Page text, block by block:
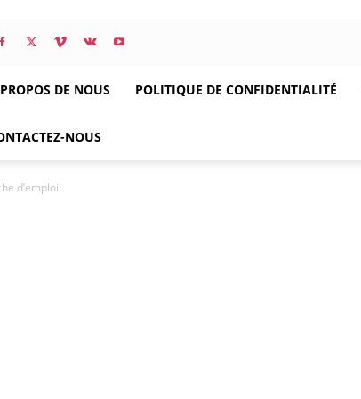
DE NOUS POLITIQUE DE CONFIDENTIALITÉ
NOUS
d’emploi